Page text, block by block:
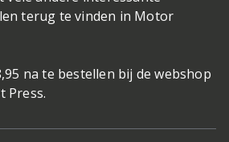
terug te vinden in Motor
na te bestellen bij de webshop
Press.